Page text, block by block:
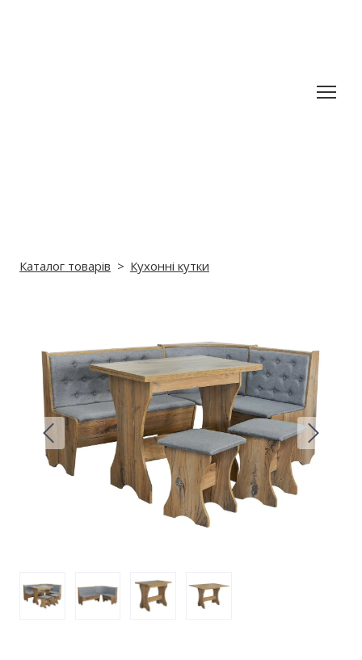
Каталог товарів Кухонні кутки